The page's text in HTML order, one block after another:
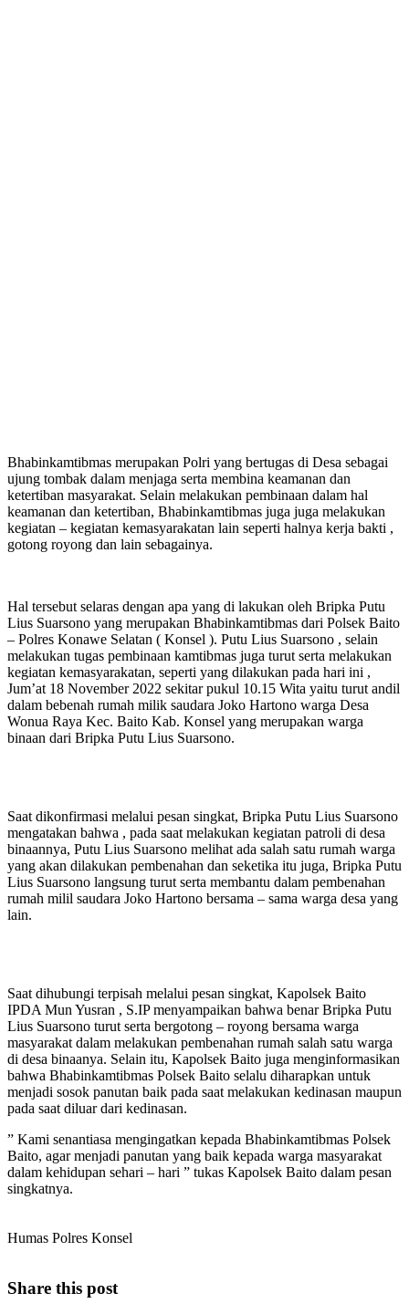
Bhabinkamtibmas merupakan Polri yang bertugas di Desa sebagai
ujung tombak dalam menjaga serta membina keamanan dan
ketertiban masyarakat. Selain melakukan pembinaan dalam hal
keamanan dan ketertiban, Bhabinkamtibmas juga juga melakukan
kegiatan – kegiatan kemasyarakatan lain seperti halnya kerja bakti ,
gotong royong dan lain sebagainya.
Hal tersebut selaras dengan apa yang di lakukan oleh Bripka Putu
Lius Suarsono yang merupakan Bhabinkamtibmas dari Polsek Baito
– Polres Konawe Selatan ( Konsel ). Putu Lius Suarsono , selain
melakukan tugas pembinaan kamtibmas juga turut serta melakukan
kegiatan kemasyarakatan, seperti yang dilakukan pada hari ini ,
Jum’at 18 November 2022 sekitar pukul 10.15 Wita yaitu turut andil
dalam bebenah rumah milik saudara Joko Hartono warga Desa
Wonua Raya Kec. Baito Kab. Konsel yang merupakan warga
binaan dari Bripka Putu Lius Suarsono.
Saat dikonfirmasi melalui pesan singkat, Bripka Putu Lius Suarsono
mengatakan bahwa , pada saat melakukan kegiatan patroli di desa
binaannya, Putu Lius Suarsono melihat ada salah satu rumah warga
yang akan dilakukan pembenahan dan seketika itu juga, Bripka Putu
Lius Suarsono langsung turut serta membantu dalam pembenahan
rumah milil saudara Joko Hartono bersama – sama warga desa yang
lain.
Saat dihubungi terpisah melalui pesan singkat, Kapolsek Baito
IPDA Mun Yusran , S.IP menyampaikan bahwa benar Bripka Putu
Lius Suarsono turut serta bergotong – royong bersama warga
masyarakat dalam melakukan pembenahan rumah salah satu warga
di desa binaanya. Selain itu, Kapolsek Baito juga menginformasikan
bahwa Bhabinkamtibmas Polsek Baito selalu diharapkan untuk
menjadi sosok panutan baik pada saat melakukan kedinasan maupun
pada saat diluar dari kedinasan.
” Kami senantiasa mengingatkan kepada Bhabinkamtibmas Polsek
Baito, agar menjadi panutan yang baik kepada warga masyarakat
dalam kehidupan sehari – hari ” tukas Kapolsek Baito dalam pesan
singkatnya.
Humas Polres Konsel
Share this post